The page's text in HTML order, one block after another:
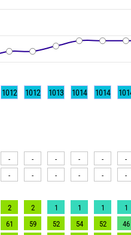
1012 1012 1013 1014 1014
- - - - - -
- - - - - -
2 2 1 1 1 1
61 59 52 54 52 46